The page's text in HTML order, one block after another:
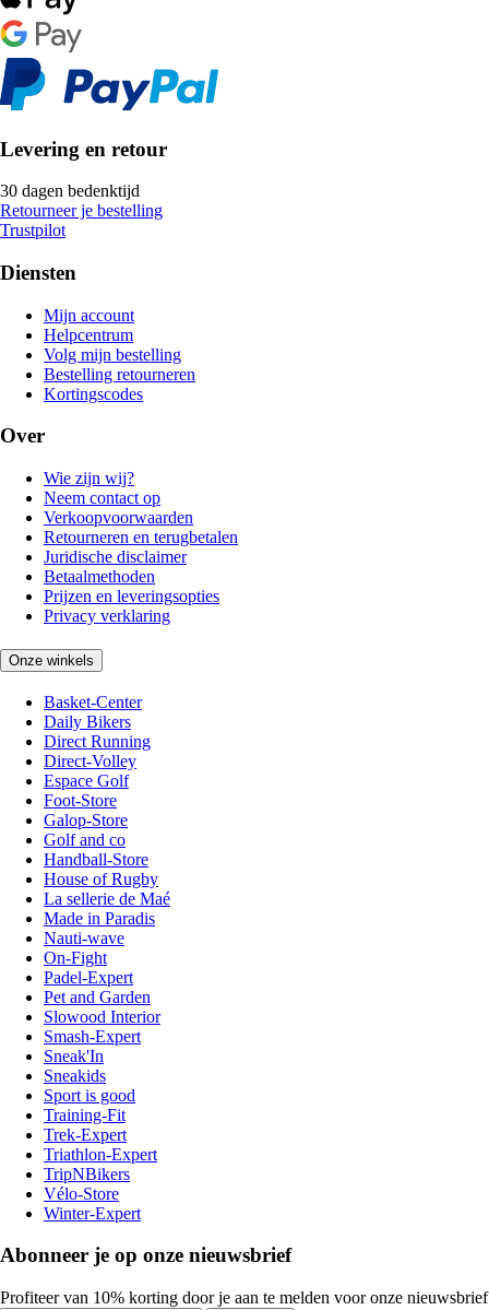
Levering en retour
30 dagen bedenktijd
Retourneer je bestelling
Trustpilot
Diensten
Mijn account
Helpcentrum
Volg mijn bestelling
Bestelling retourneren
Kortingscodes
Over
Wie zijn wij?
Neem contact op
Verkoopvoorwaarden
Retourneren en terugbetalen
Juridische disclaimer
Betaalmethoden
Prijzen en leveringsopties
Privacy verklaring
Onze winkels
Basket-Center
Daily Bikers
Direct Running
Direct-Volley
Espace Golf
Foot-Store
Galop-Store
Golf and co
Handball-Store
House of Rugby
La sellerie de Maé
Made in Paradis
Nauti-wave
On-Fight
Padel-Expert
Pet and Garden
Slowood Interior
Smash-Expert
Sneak'In
Sneakids
Sport is good
Training-Fit
Trek-Expert
Triathlon-Expert
TripNBikers
Vélo-Store
Winter-Expert
Abonneer je op onze nieuwsbrief
Profiteer van 10% korting door je aan te melden voor onze nieuwsbrief